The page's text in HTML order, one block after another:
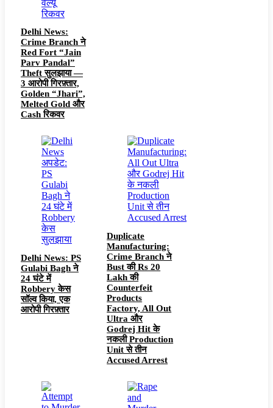
Delhi News:
Crime Branch ने
Red Fort “Jain
Parv Pandal”
Theft सुलझाया —
3 आरोपी गिरफ़्तार,
Golden “Jhari”,
Melted Gold और
Cash रिकवर
Delhi News: PS
Gulabi Bagh ने
24 घंटे में
Robbery केस
सॉल्व किया, एक
आरोपी गिरफ़्तार
Duplicate
Manufacturing:
Crime Branch ने
Bust की Rs 20
Lakh की
Counterfeit
Products
Factory, All Out
Ultra और
Godrej Hit के
नकली Production
Unit से तीन
Accused Arrest